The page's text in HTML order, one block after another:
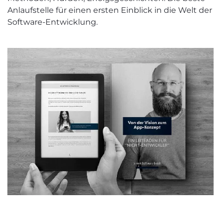
Anlaufstelle für einen ersten Einblick in die Welt der
Software-Entwicklung.